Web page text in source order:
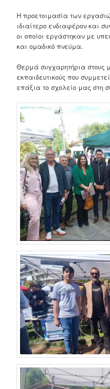
Η προετοιμασία των
ιδιαίτερο ενδιαφέρον και
οι οποίοι εργάστηκαν με
και ομαδικό πνεύμα.
Θερμά συγχαρητήρια στους
εκπαιδευτικούς που
επάξια το σχολείο μας στη